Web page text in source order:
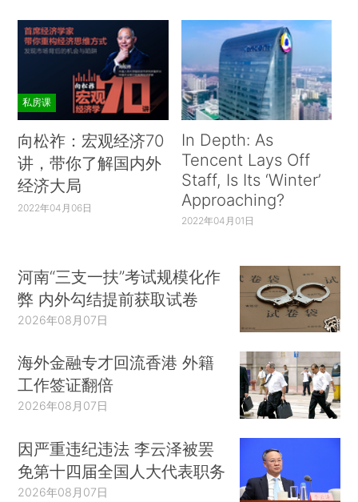
私房课
向松祚：宏观经济70
讲，带你了解国内外
经济大局
2022年04月06日
In Depth: As
Tencent Lays Off
Staff, Is Its ‘Winter’
Approaching?
2022年04月01日
河南“三支一扶”考试规模化作
弊 内外勾结提前获取试卷
2026年08月07日
海外金融专才回流香港 外籍
工作签证翻倍
2026年08月07日
因严重违纪违法 李云泽被罢
免第十四届全国人大代表职务
2026年08月07日